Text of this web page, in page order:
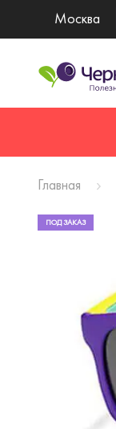
Москва
Главная
ПОД ЗАКАЗ